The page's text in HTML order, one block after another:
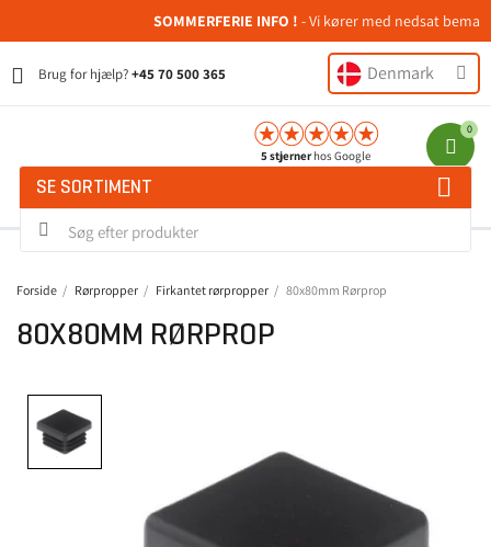
SOMMERFERIE INFO !- Vi kører med nedsat
Brug for hjælp?+45 70 500 365 Denmark
5 stjernerhos Google
SE SORTIMENT
Forside Rørpropper Firkantet rørpropper 80x80mm Rørprop
80X80MM RØRPROP